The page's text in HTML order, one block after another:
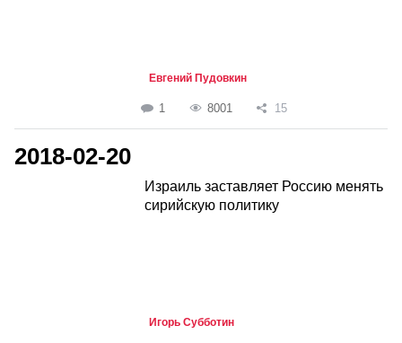
Евгений Пудовкин
1 8001 15
2018-02-20
Израиль заставляет Россию менять
сирийскую политику
Игорь Субботин